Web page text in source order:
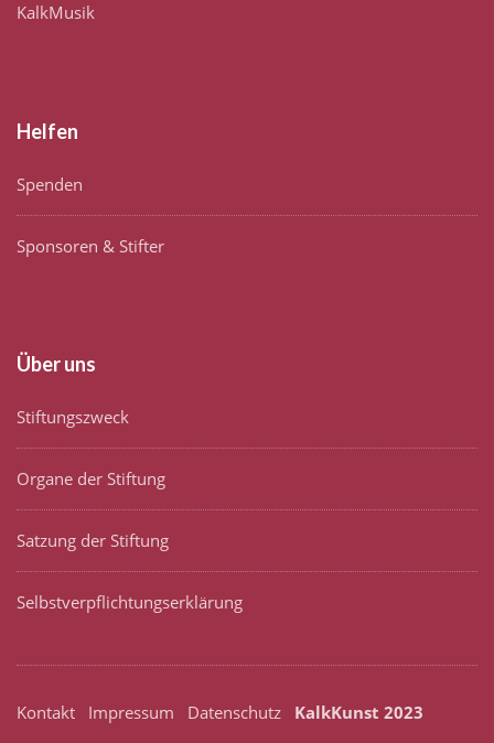
KalkMusik
Helfen
Spenden
Sponsoren & Stifter
Über uns
Stiftungszweck
Organe der Stiftung
Satzung der Stiftung
Selbstverpflichtungserklärung
Kontakt Impressum Datenschutz KalkKunst 2023